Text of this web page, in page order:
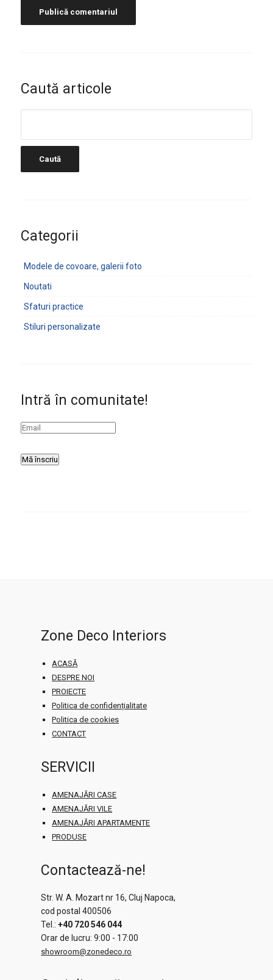
Caută articole
Categorii
Modele de covoare, galerii foto
Noutati
Sfaturi practice
Stiluri personalizate
Intră în comunitate!
Zone Deco Interiors
ACASĂ
DESPRE NOI
PROIECTE
Politica de confidențialitate
Politica de cookies
CONTACT
SERVICII
AMENAJĂRI CASE
AMENAJĂRI VILE
AMENAJĂRI APARTAMENTE
PRODUSE
Contactează-ne!
Str. W. A. Mozart nr 16, Cluj Napoca,
cod postal 400506
Tel.:+40 720 546 044
Orar de lucru: 9:00 - 17:00
showroom@zonedeco.ro